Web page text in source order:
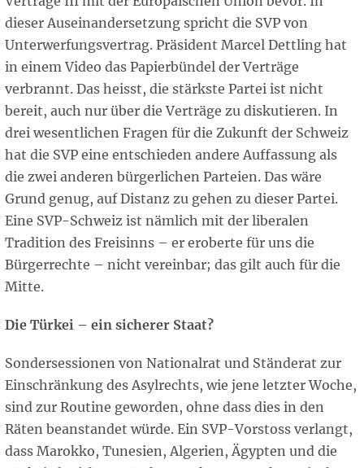
dieser Auseinandersetzung spricht die SVP von
Unterwerfungsvertrag. Präsident Marcel Dettling hat
in einem Video das Papierbündel der Verträge
verbrannt. Das heisst, die stärkste Partei ist nicht
bereit, auch nur über die Verträge zu diskutieren. In
drei wesentlichen Fragen für die Zukunft der Schweiz
hat die SVP eine entschieden andere Auffassung als
die zwei anderen bürgerlichen Parteien. Das wäre
Grund genug, auf Distanz zu gehen zu dieser Partei.
Eine SVP-Schweiz ist nämlich mit der liberalen
Tradition des Freisinns – er eroberte für uns die
Bürgerrechte – nicht vereinbar; das gilt auch für die
Mitte.
Die Türkei – ein sicherer Staat?
Sondersessionen von Nationalrat und Ständerat zur
Einschränkung des Asylrechts, wie jene letzter Woche,
sind zur Routine geworden, ohne dass dies in den
Räten beanstandet würde. Ein SVP-Vorstoss verlangt,
dass Marokko, Tunesien, Algerien, Ägypten und die